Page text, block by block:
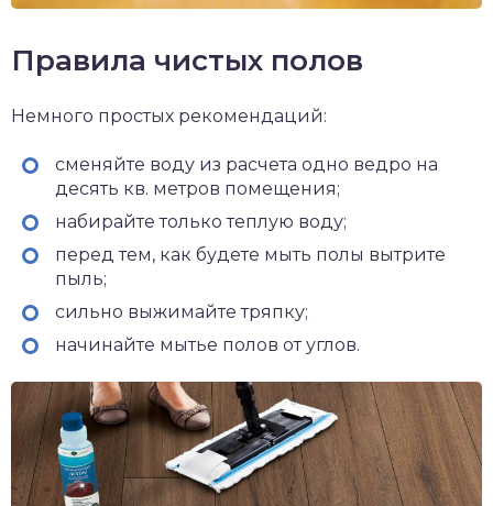
Правила чистых полов
Немного простых рекомендаций:
сменяйте воду из расчета одно ведро на
десять кв. метров помещения;
набирайте только теплую воду;
перед тем, как будете мыть полы вытрите
пыль;
сильно выжимайте тряпку;
начинайте мытье полов от углов.